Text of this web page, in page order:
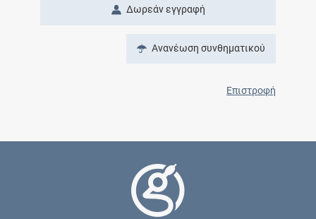
Δωρεάν εγγραφή
Ανανέωση συνθηματικού
Επιστροφή